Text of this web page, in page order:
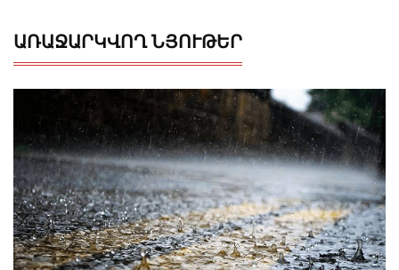
ԱՌԱՋԱՐԿՎՈՂ ՆՅՈՒԹԵՐ